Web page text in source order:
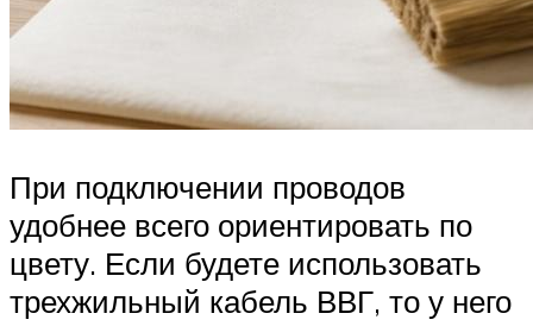
При подключении проводов
удобнее всего ориентировать по
цвету. Если будете использовать
трехжильный кабель ВВГ, то у него